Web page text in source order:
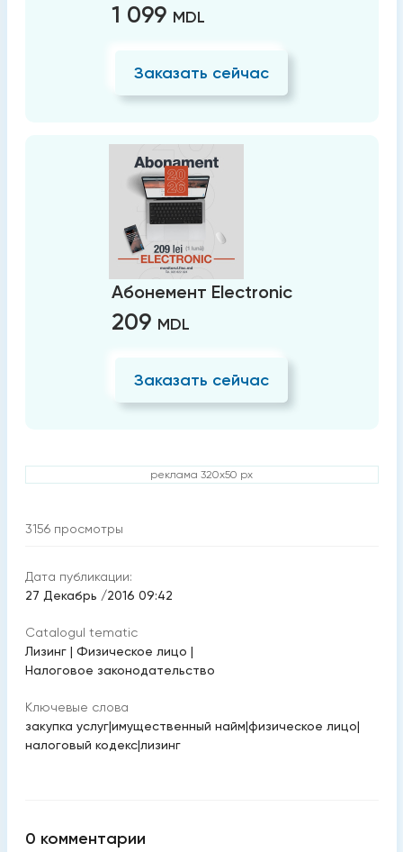
1 099 MDL
Заказать сейчас
Абонемент Electronic
209 MDL
Заказать сейчас
реклама 320x50 px
3156 просмотры
Дата публикации:
27 Декабрь /2016 09:42
Catalogul tematic
Лизинг | Физическое лицо |
Налоговое законодательство
Ключевые слова
закупка услуг|имущественный найм|физическое лицо|
налоговый кодекс|лизинг
0 комментарии